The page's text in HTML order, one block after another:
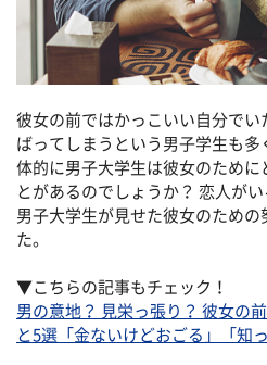
彼女の前ではかっこいい自分でい
ばってしまうという男子学生も
体的に男子大学生は彼女のために
とがあるのでしょうか？ 恋人が
男子大学生が見せた彼女のため
た。
▼こちらの記事もチェック！
男の意地？ 見栄っ張り？ 彼女の
と5選「金ないけどおごる」「知